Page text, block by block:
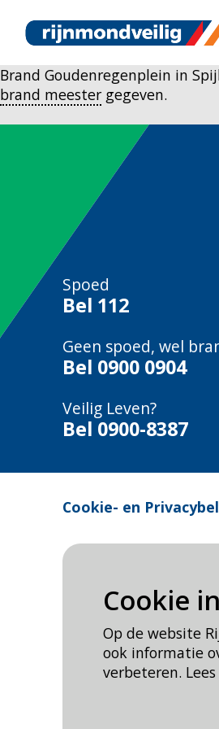
Cookie
Op de website
ook informatie
verbeteren.
Brand Goudenregenplein in
brand meester gegeven.
Spoed
Bel 112
Geen spoed, wel
Bel 0900 0904
Veilig Leven?
Bel 0900-8387
Cookie- en